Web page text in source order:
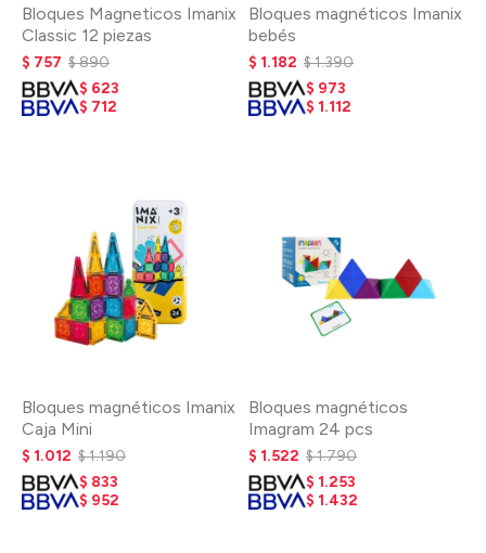
Bloques Magneticos Imanix
Classic 12 piezas
$ 757 $890
$ 623
$ 712
Bloques magnéticos Imanix
bebés
$ 1.182 $1.390
$ 973
$ 1.112
Bloques magnéticos Imanix
Caja Mini
$ 1.012 $1.190
$ 833
$ 952
Bloques magnéticos
Imagram 24 pcs
$ 1.522 $1.790
$ 1.253
$ 1.432